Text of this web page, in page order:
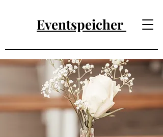
Eventspeicher